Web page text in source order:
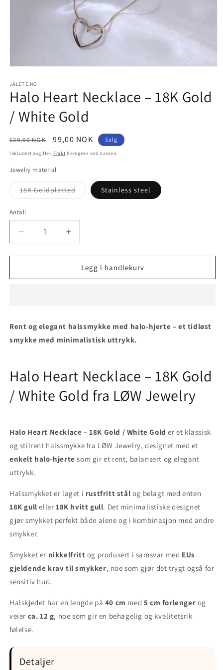
1
i
modal
JÅLETE.NO
Halo Heart Necklace – 18K Gold
/ White Gold
Vanlig
pris
129,00 NOK Salgspris
99,00 NOK Salg
Inkludert avgifter. Frakt beregnes ved kassen.
Jewelry material
18K GoldplattedVarianten
er
Stainless steel
Antall
Antall
antallet
for
Heart
/
White
Øk
antallet
for
Halo
Heart
/
White
Legg i handlekurv
Rent og elegant halssmykke med halo-hjerte – et tidløst
smykke med minimalistisk uttrykk.
Halo Heart Necklace – 18K Gold
/ White Gold fra LØW Jewelry
Halo Heart Necklace – 18K Gold / White Gold er et klassisk
og stilrent halssmykke fra LØW Jewelry, designet med et
enkelt halo-hjerte som gir et rent, balansert og elegant
uttrykk.
Halssmykket er laget i rustfritt stål og belagt med enten
18K gull eller18K hvitt gull. Det minimalistiske designet
gjør smykket perfekt både alene og i kombinasjon med andre
smykker.
Smykket er nikkelfritt og produsert i samsvar med EUs
gjeldende krav til smykker, noe som gjør det trygt også for
sensitiv hud.
Halskjedet har en lengde på 40 cm med 5 cm forlenger og
veier ca. 12 g, noe som gir en behagelig og kvalitetsrik
følelse.
Detaljer